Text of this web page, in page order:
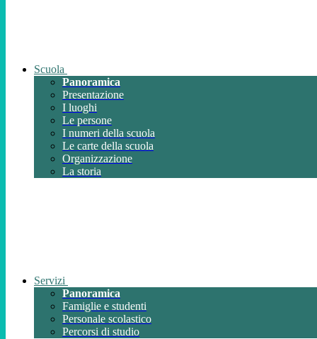
Scuola
Panoramica
Presentazione
I luoghi
Le persone
I numeri della scuola
Le carte della scuola
Organizzazione
La storia
Servizi
Panoramica
Famiglie e studenti
Personale scolastico
Percorsi di studio